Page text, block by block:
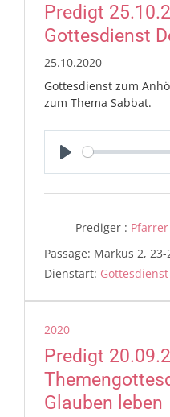
Predigt
Gottesdienst
25.10.2020
Gottesdienst zum
zum Thema Sabbat.
Play
Prediger :
Passage: Markus 2, 23-
Dienstart:
2020
Predigt
Glauben leben